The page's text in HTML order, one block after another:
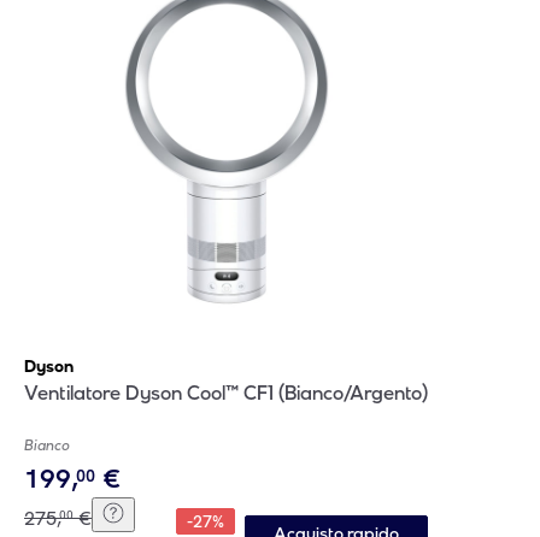
Dyson
Ventilatore Dyson Cool™ CF1 (Bianco/Argento)
Bianco
199,00 €
275,00 € -27%